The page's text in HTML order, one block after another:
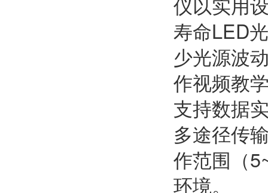
寿命LED
少光源波
作视频教
支持数据
多途径传
作范围（
环境。